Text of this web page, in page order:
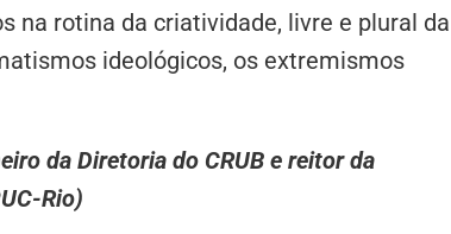
na rotina da criatividade, livre e plural da
ideológicos, os extremismos
da Diretoria do CRUB e reitor da
Rio)